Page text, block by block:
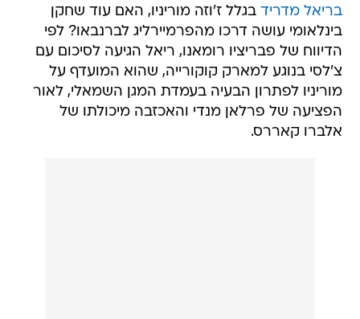
בריאל מדריד בגלל ז'וזה מוריניו, האם עוד שחקן
בינלאומי עושה דרכו מהפרמיירליג לברנבאו? לפי
הדיווח של פבריציו רומאנו, ריאל הגיעה לסיכום עם
צ'לסי בנוגע למארק קוקורייה, שהוא המועדף על
מוריניו לפתרון הבעיה בעמדת המגן השמאלי, לאור
הפציעה של פרלאן מנדי והאכזבה מיכולתו של
אלברו קאררס.